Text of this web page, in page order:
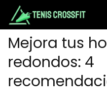
Mejora tus
redondos: 4